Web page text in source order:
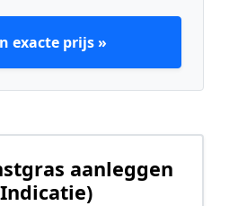
exacte prijs »
aanleggen